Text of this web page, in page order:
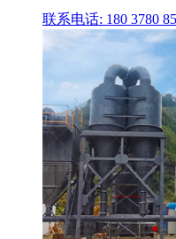
联系电话: 180 3780